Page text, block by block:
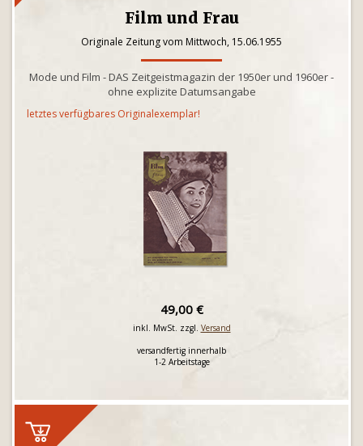
Film und Frau
Originale Zeitung vom Mittwoch, 15.06.1955
Mode und Film - DAS Zeitgeistmagazin der 1950er und 1960er -
ohne explizite Datumsangabe
letztes verfügbares Originalexemplar!
49,00 €
inkl. MwSt. zzgl. Versand
versandfertig innerhalb
1-2 Arbeitstage